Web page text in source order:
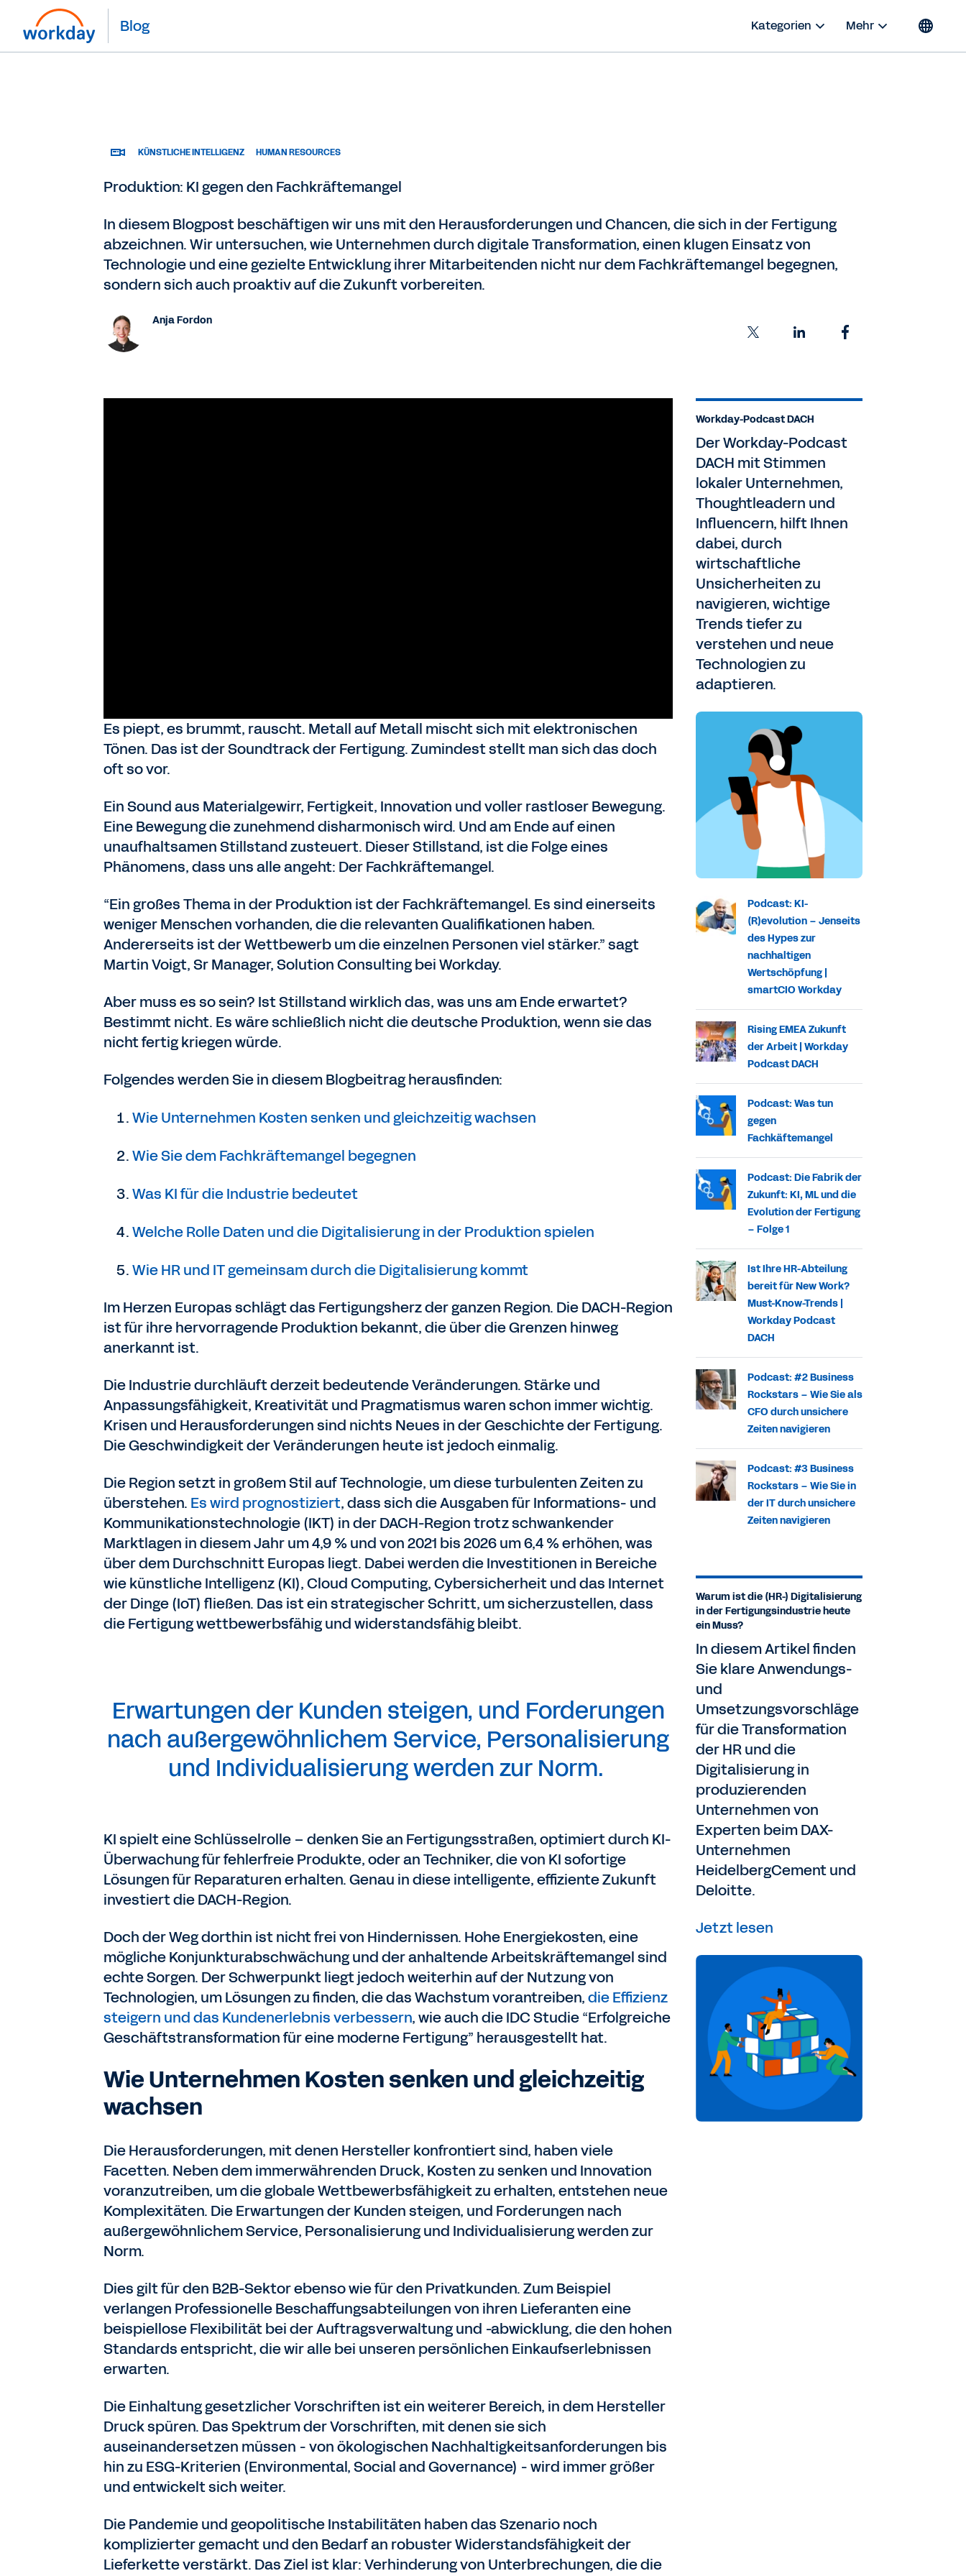
Blog Kategorien Mehr
KÜNSTLICHE INTELLIGENZ HUMAN RESOURCES
Produktion: KI gegen den Fachkräftemangel
In diesem Blogpost beschäftigen wir uns mit den Herausforderungen und Chancen, die sich in der Fertigung
abzeichnen. Wir untersuchen, wie Unternehmen durch digitale Transformation, einen klugen Einsatz von
Technologie und eine gezielte Entwicklung ihrer Mitarbeitenden nicht nur dem Fachkräftemangel begegnen,
sondern sich auch proaktiv auf die Zukunft vorbereiten.
Anja Fordon
Es piept, es brummt, rauscht. Metall auf Metall mischt sich mit elektronischen
Tönen. Das ist der Soundtrack der Fertigung. Zumindest stellt man sich das doch
oft so vor.
Ein Sound aus Materialgewirr, Fertigkeit, Innovation und voller rastloser Bewegung.
Eine Bewegung die zunehmend disharmonisch wird. Und am Ende auf einen
unaufhaltsamen Stillstand zusteuert. Dieser Stillstand, ist die Folge eines
Phänomens, dass uns alle angeht: Der Fachkräftemangel.
“Ein großes Thema in der Produktion ist der Fachkräftemangel. Es sind einerseits
weniger Menschen vorhanden, die die relevanten Qualifikationen haben.
Andererseits ist der Wettbewerb um die einzelnen Personen viel stärker.” sagt
Martin Voigt, Sr Manager, Solution Consulting bei Workday.
Aber muss es so sein? Ist Stillstand wirklich das, was uns am Ende erwartet?
Bestimmt nicht. Es wäre schließlich nicht die deutsche Produktion, wenn sie das
nicht fertig kriegen würde.
Folgendes werden Sie in diesem Blogbeitrag herausfinden:
Wie Unternehmen Kosten senken und gleichzeitig wachsen
Wie Sie dem Fachkräftemangel begegnen
Was KI für die Industrie bedeutet
Welche Rolle Daten und die Digitalisierung in der Produktion spielen
Wie HR und IT gemeinsam durch die Digitalisierung kommt
Im Herzen Europas schlägt das Fertigungsherz der ganzen Region. Die DACH-Region
ist für ihre hervorragende Produktion bekannt, die über die Grenzen hinweg
anerkannt ist.
Die Industrie durchläuft derzeit bedeutende Veränderungen. Stärke und
Anpassungsfähigkeit, Kreativität und Pragmatismus waren schon immer wichtig.
Krisen und Herausforderungen sind nichts Neues in der Geschichte der Fertigung.
Die Geschwindigkeit der Veränderungen heute ist jedoch einmalig.
Die Region setzt in großem Stil auf Technologie, um diese turbulenten Zeiten zu
überstehen. Es wird prognostiziert, dass sich die Ausgaben für Informations- und
Kommunikationstechnologie (IKT) in der DACH-Region trotz schwankender
Marktlagen in diesem Jahr um 4,9 % und von 2021 bis 2026 um 6,4 % erhöhen, was
über dem Durchschnitt Europas liegt. Dabei werden die Investitionen in Bereiche
wie künstliche Intelligenz (KI), Cloud Computing, Cybersicherheit und das Internet
der Dinge (IoT) fließen. Das ist ein strategischer Schritt, um sicherzustellen, dass
die Fertigung wettbewerbsfähig und widerstandsfähig bleibt.
Erwartungen der Kunden steigen, und Forderungen
nach außergewöhnlichem Service, Personalisierung
und Individualisierung werden zur Norm.
KI spielt eine Schlüsselrolle – denken Sie an Fertigungsstraßen, optimiert durch KI-
Überwachung für fehlerfreie Produkte, oder an Techniker, die von KI sofortige
Lösungen für Reparaturen erhalten. Genau in diese intelligente, effiziente Zukunft
investiert die DACH-Region.
Doch der Weg dorthin ist nicht frei von Hindernissen. Hohe Energiekosten, eine
mögliche Konjunkturabschwächung und der anhaltende Arbeitskräftemangel sind
echte Sorgen. Der Schwerpunkt liegt jedoch weiterhin auf der Nutzung von
Technologien, um Lösungen zu finden, die das Wachstum vorantreiben,die Effizienz
steigern und das Kundenerlebnis verbessern, wie auch die IDC Studie “Erfolgreiche
Geschäftstransformation für eine moderne Fertigung” herausgestellt hat.
Wie Unternehmen Kosten senken und gleichzeitig
wachsen
Die Herausforderungen, mit denen Hersteller konfrontiert sind, haben viele
Facetten. Neben dem immerwährenden Druck, Kosten zu senken und Innovation
voranzutreiben, um die globale Wettbewerbsfähigkeit zu erhalten, entstehen neue
Komplexitäten. Die Erwartungen der Kunden steigen, und Forderungen nach
außergewöhnlichem Service, Personalisierung und Individualisierung werden zur
Norm.
Dies gilt für den B2B-Sektor ebenso wie für den Privatkunden. Zum Beispiel
verlangen Professionelle Beschaffungsabteilungen von ihren Lieferanten eine
beispiellose Flexibilität bei der Auftragsverwaltung und -abwicklung, die den hohen
Standards entspricht, die wir alle bei unseren persönlichen Einkaufserlebnissen
erwarten.
Die Einhaltung gesetzlicher Vorschriften ist ein weiterer Bereich, in dem Hersteller
Druck spüren. Das Spektrum der Vorschriften, mit denen sie sich
auseinandersetzen müssen - von ökologischen Nachhaltigkeitsanforderungen bis
hin zu ESG-Kriterien (Environmental, Social and Governance) - wird immer größer
und entwickelt sich weiter.
Die Pandemie und geopolitische Instabilitäten haben das Szenario noch
komplizierter gemacht und den Bedarf an robuster Widerstandsfähigkeit der
Lieferkette verstärkt. Das Ziel ist klar: Verhinderung von Unterbrechungen, die die
Workday-Podcast DACH
Der Workday-Podcast
DACH mit Stimmen
lokaler Unternehmen,
Thoughtleadern und
Influencern, hilft Ihnen
dabei, durch
wirtschaftliche
Unsicherheiten zu
navigieren, wichtige
Trends tiefer zu
verstehen und neue
Technologien zu
adaptieren.
Podcast: KI-
(R)evolution – Jenseits
des Hypes zur
nachhaltigen
Wertschöpfung |
smartCIO Workday
Rising EMEA Zukunft
der Arbeit | Workday
Podcast DACH
Podcast: Was tun
gegen
Fachkäftemangel
Podcast: Die Fabrik der
Zukunft: KI, ML und die
Evolution der Fertigung
– Folge 1
Ist Ihre HR-Abteilung
bereit für New Work?
Must-Know-Trends |
Workday Podcast
DACH
Podcast: #2 Business
Rockstars – Wie Sie als
CFO durch unsichere
Zeiten navigieren
Podcast: #3 Business
Rockstars – Wie Sie in
der IT durch unsichere
Zeiten navigieren
Warum ist die (HR-) Digitalisierung
in der Fertigungsindustrie heute
ein Muss?
In diesem Artikel finden
Sie klare Anwendungs-
und
Umsetzungsvorschläge
für die Transformation
der HR und die
Digitalisierung in
produzierenden
Unternehmen von
Experten beim DAX-
Unternehmen
HeidelbergCement und
Deloitte.
Jetzt lesen